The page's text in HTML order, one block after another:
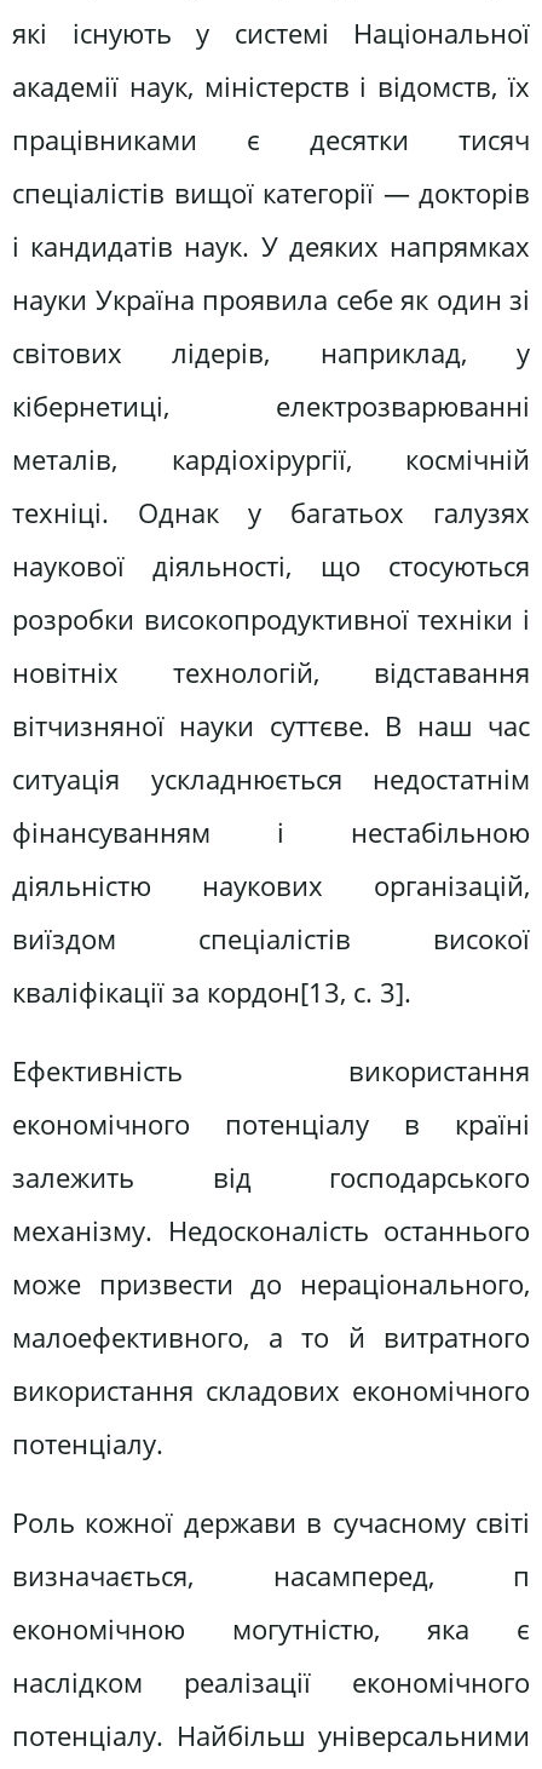
які існують у системі Національної
академії наук, міністерств і відомств, їх
працівниками є десятки тисяч
спеціалістів вищої категорії — докторів
і кандидатів наук. У деяких напрямках
науки Україна проявила себе як один зі
світових лідерів, наприклад, у
кібернетиці, електрозварюванні
металів, кардіохірургії, космічній
техніці. Однак у багатьох галузях
наукової діяльності, що стосуються
розробки високопродуктивної техніки і
новітніх технологій, відставання
вітчизняної науки суттєве. В наш час
ситуація ускладнюється недостатнім
фінансуванням і нестабільною
діяльністю наукових організацій,
виїздом спеціалістів високої
кваліфікації за кордон[13, c. 3].
Ефективність використання
економічного потенціалу в країні
залежить від господарського
механізму. Недосконалість останнього
може призвести до нераціонального,
малоефективного, а то й витратного
використання складових економічного
потенціалу.
Роль кожної держави в сучасному світі
визначається, насамперед, п
економічною могутністю, яка є
наслідком реалізації економічного
потенціалу. Найбільш універсальними